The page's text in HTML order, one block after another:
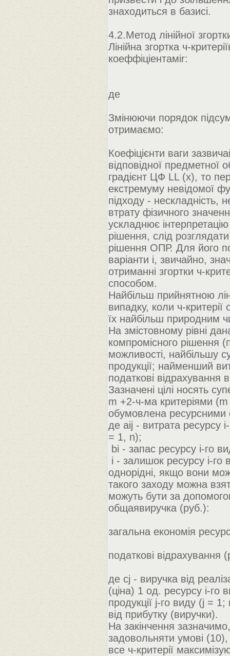
знаходиться в базисі.
4.2.Метод лінійної
Лінійна згортка ч-
коеффіціентаміr:
де
Змінюючи порядок
отримаємо:
Коефіцієнти ваги
відповідної предметної
градієнт ЦФ LL (x), то
екстремуму невідомої
підходу - нескладність,
втрату фізичного
ускладнює
рішення, слід
рішення ОПР. Для його
варіанти і, звичайно,
отриманні згортки ч-
способом.
Найбільш прийнятною
випадку, коли ч-
їх найбільш природним
На змістовному рівні
компромісного рішення
можливості, найбільшу
продукції; найменший
податкові відрахування
Зазначені цілі носять
m +2-ч-ма критеріями (m
обумовлена
де aij - витрата ресурсу
= 1, n);
bi - запас ресурсу i-го
i - залишок ресурсу i-го
однорідні, якщо вони
такого заходу можна
можуть бути за
общаявиручка (руб.):
загальна економія
податкові відрахування
де cj - виручка від
(ціна) 1 од. ресурсу i-го
продукції j-го виду (j =
від прибутку (виручки).
На закінчення
задовольняти умові
все ч-критерії